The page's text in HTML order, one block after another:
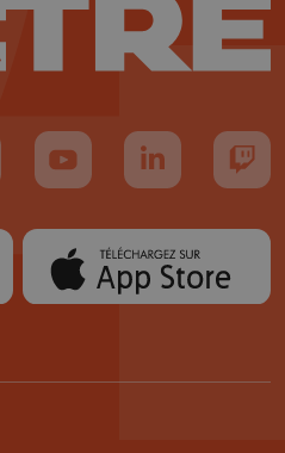
Instagram
nous sur TikTok
Suivez-nous sur YouTube
Suivez-nous